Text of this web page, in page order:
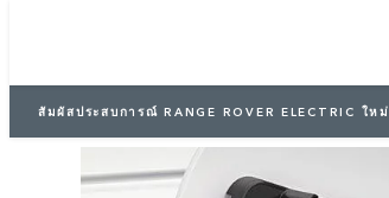
สัมผัสประสบการณ์ RANGE ROVER ELECTRIC ใหม่